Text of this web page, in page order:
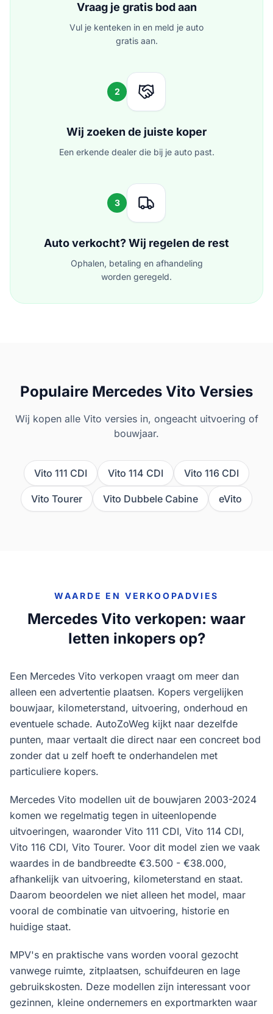
Vraag je gratis bod aan
Vul je kenteken in en meld je auto
gratis aan.
2
Wij zoeken de juiste koper
Een erkende dealer die bij je auto past.
3
Auto verkocht? Wij regelen de rest
Ophalen, betaling en afhandeling
worden geregeld.
Populaire Mercedes Vito Versies
Wij kopen alle Vito versies in, ongeacht uitvoering of
bouwjaar.
Vito 111 CDI Vito 114 CDI Vito 116 CDI
Vito Tourer Vito Dubbele Cabine eVito
WAARDE EN VERKOOPADVIES
Mercedes Vito verkopen: waar
letten inkopers op?
Een Mercedes Vito verkopen vraagt om meer dan
alleen een advertentie plaatsen. Kopers vergelijken
bouwjaar, kilometerstand, uitvoering, onderhoud en
eventuele schade. AutoZoWeg kijkt naar dezelfde
punten, maar vertaalt die direct naar een concreet bod
zonder dat u zelf hoeft te onderhandelen met
particuliere kopers.
Mercedes Vito modellen uit de bouwjaren 2003-2024
komen we regelmatig tegen in uiteenlopende
uitvoeringen, waaronder Vito 111 CDI, Vito 114 CDI,
Vito 116 CDI, Vito Tourer. Voor dit model zien we vaak
waardes in de bandbreedte €3.500 - €38.000,
afhankelijk van uitvoering, kilometerstand en staat.
Daarom beoordelen we niet alleen het model, maar
vooral de combinatie van uitvoering, historie en
huidige staat.
MPV's en praktische vans worden vooral gezocht
vanwege ruimte, zitplaatsen, schuifdeuren en lage
gebruikskosten. Deze modellen zijn interessant voor
gezinnen, kleine ondernemers en exportmarkten waar